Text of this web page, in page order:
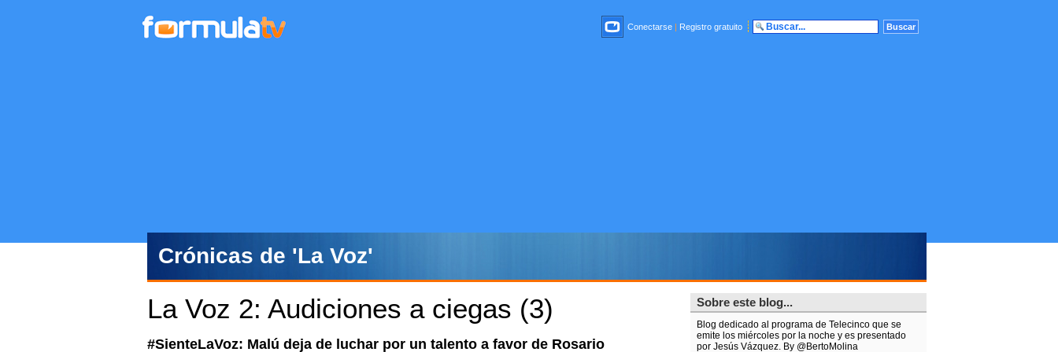
Conectarse | Registro gratuito
Crónicas de 'La Voz'
La Voz 2: Audiciones a ciegas (3)
#SienteLaVoz: Malú deja de luchar por un talento a favor de Rosario
Sobre este blog...
Blog dedicado al programa de Telecinco que se
emite los miércoles por la noche y es presentado
por Jesús Vázquez. By @BertoMolina